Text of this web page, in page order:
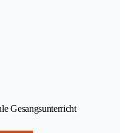
Gesangsunterricht